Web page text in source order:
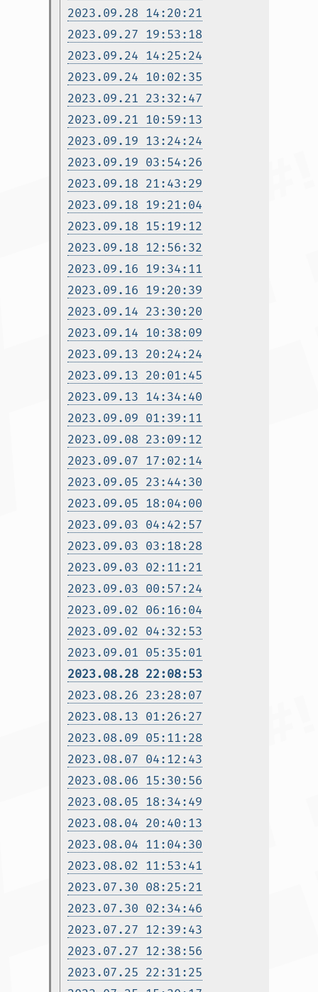
2023.09.28 14:20:21
2023.09.27 19:53:18
2023.09.24 14:25:24
2023.09.24 10:02:35
2023.09.21 23:32:47
2023.09.21 10:59:13
2023.09.19 13:24:24
2023.09.19 03:54:26
2023.09.18 21:43:29
2023.09.18 19:21:04
2023.09.18 15:19:12
2023.09.18 12:56:32
2023.09.16 19:34:11
2023.09.16 19:20:39
2023.09.14 23:30:20
2023.09.14 10:38:09
2023.09.13 20:24:24
2023.09.13 20:01:45
2023.09.13 14:34:40
2023.09.09 01:39:11
2023.09.08 23:09:12
2023.09.07 17:02:14
2023.09.05 23:44:30
2023.09.05 18:04:00
2023.09.03 04:42:57
2023.09.03 03:18:28
2023.09.03 02:11:21
2023.09.03 00:57:24
2023.09.02 06:16:04
2023.09.02 04:32:53
2023.09.01 05:35:01
2023.08.28 22:08:53
2023.08.26 23:28:07
2023.08.13 01:26:27
2023.08.09 05:11:28
2023.08.07 04:12:43
2023.08.06 15:30:56
2023.08.05 18:34:49
2023.08.04 20:40:13
2023.08.04 11:04:30
2023.08.02 11:53:41
2023.07.30 08:25:21
2023.07.30 02:34:46
2023.07.27 12:39:43
2023.07.27 12:38:56
2023.07.25 22:31:25